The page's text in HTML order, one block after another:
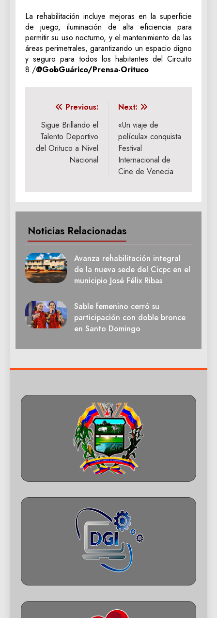
La rehabilitación incluye mejoras en la superficie
de juego, iluminación de alta eficiencia para
permitir su uso nocturno, y el mantenimiento de las
áreas perimetrales, garantizando un espacio digno
y seguro para todos los habitantes del Circuito
8./@GobGuárico/Prensa-Orituco
Navegación
de
entradas
Previous:
Sigue Brillando el
Talento Deportivo
del Orituco a Nivel
Nacional
Next:
«Un viaje de
película» conquista
Festival
Internacional de
Cine de Venecia
Noticias Relacionadas
Avanza rehabilitación integral
de la nueva sede del Cicpc en el
municipio José Félix Ribas
Sable femenino cerró su
participación con doble bronce
en Santo Domingo